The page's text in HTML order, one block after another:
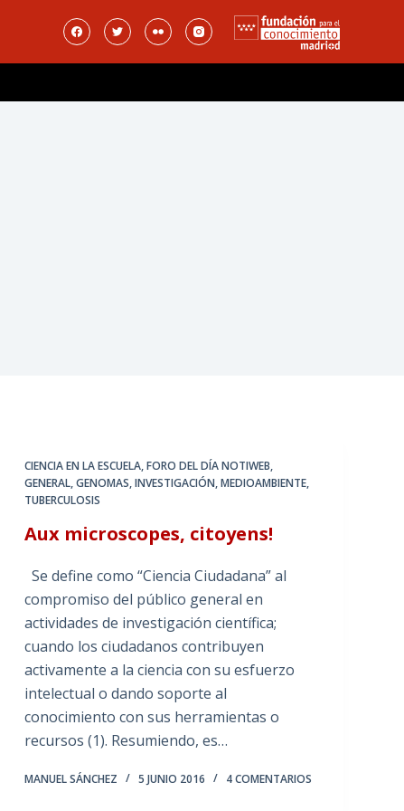
CIENCIA EN LA ESCUELA,FORO DEL DÍA NOTIWEB,
GENERAL,GENOMAS,INVESTIGACIÓN,MEDIOAMBIENTE,
TUBERCULOSIS
Aux microscopes, citoyens!
Se define como “Ciencia Ciudadana” al
compromiso del público general en
actividades de investigación científica;
cuando los ciudadanos contribuyen
activamente a la ciencia con su esfuerzo
intelectual o dando soporte al
conocimiento con sus herramientas o
recursos (1). Resumiendo, es…
MANUEL SÁNCHEZ 5 JUNIO 2016 4 COMENTARIOS